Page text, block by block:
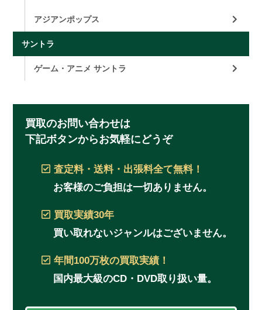
アジアンポップス
サントラ
ゲーム・アニメ サントラ
買取のお問い合わせは
下記ボタンからお気軽にどうぞ
査定料・送料・出張料全て無料！
お客様のご負担は一切ありません。
買取実績30年
買い取れないジャンルはございません。
年間100万枚の買取実績！
国内最大級のCD・DVD取り扱い量。